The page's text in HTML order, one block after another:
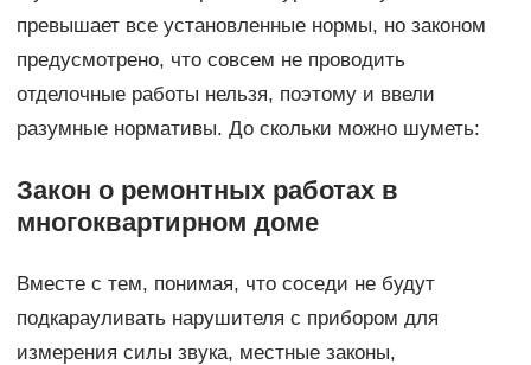
превышает все установленные нормы, но законом
предусмотрено, что совсем не проводить
отделочные работы нельзя, поэтому и ввели
разумные нормативы. До скольки можно шуметь:
Закон о ремонтных работах в
многоквартирном доме
Вместе с тем, понимая, что соседи не будут
подкарауливать нарушителя с прибором для
измерения силы звука, местные законы,